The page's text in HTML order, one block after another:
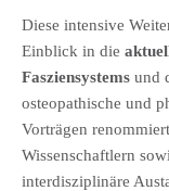
Diese intensive
Einblick in die
Fasziensystems und
osteopathische und
Vorträgen
Wissenschaftlern
interdisziplinäre